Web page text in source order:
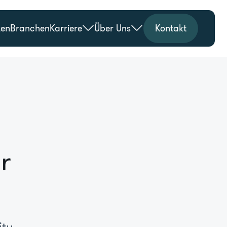
BranchenKarriere Über Uns Kontakt